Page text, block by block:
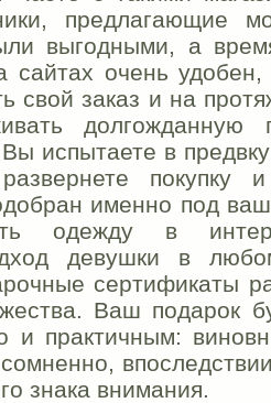
предлагающие
выгодными, а
сайтах очень
свой заказ и на
долгожданную
испытаете в
именно под
одежду в
девушки в
сертификаты
Ваш подарок
и практичным:
знака внимания.